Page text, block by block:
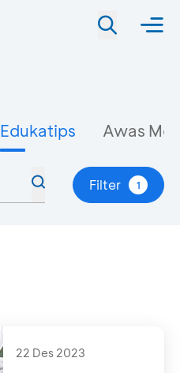
Edukatips Awas
Filter 1
22 Des 2023